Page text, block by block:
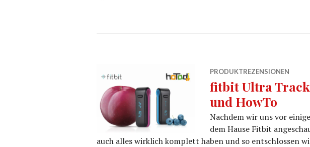
PRODUKTREZENSIONEN
fitbit Ultra
und HowTo
Nachdem wir uns vor
dem Hause Fitbit
auch alles wirklich komplett haben und so entschlossen